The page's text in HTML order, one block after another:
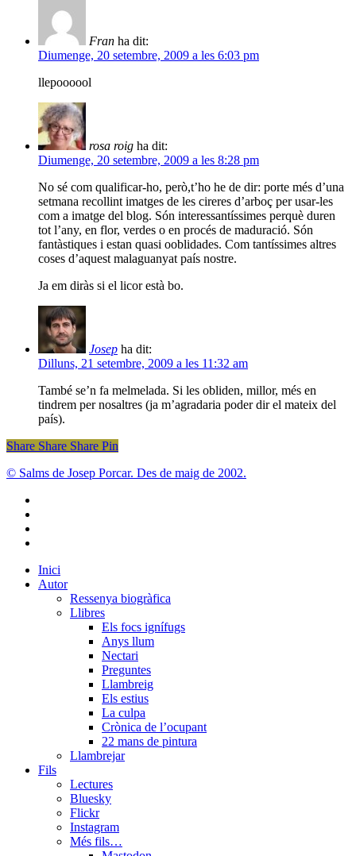
Fran ha dit:
Diumenge, 20 setembre, 2009 a les 6:03 pm
llepoooool
rosa roig ha dit:
Diumenge, 20 setembre, 2009 a les 8:28 pm
No sé com qualificar-ho, però,t’ho he de dir: porte més d’una
setmana recollint imatges de les cireres d’arboç per usar-les
com a imatge del blog. Són interessantíssimes perquè duren
tot l’any, en flor, verdes o en procés de maduració. Són
fantàstiques i estan quasi ooblidades. Com tantíssimes altres
coses d’aquest malaguanyat país nostre.
Ja em diràs si el licor està bo.
Josep ha dit:
Dilluns, 21 setembre, 2009 a les 11:32 am
També se’n fa melmelada. Si les obliden, millor, més en
tindrem per nosaltres (ja m’agradaria poder dir el mateix del
país).
Share
Share Share Share Pin
© Salms de Josep Porcar. Des de maig de 2002.
Close
Menu
Inici
Autor
Ressenya biogràfica
Llibres
Els focs ignífugs
Anys llum
Nectari
Preguntes
Llambreig
Els estius
La culpa
Crònica de l’ocupant
22 mans de pintura
Llambrejar
Fils
Lectures
Bluesky
Flickr
Instagram
Més fils…